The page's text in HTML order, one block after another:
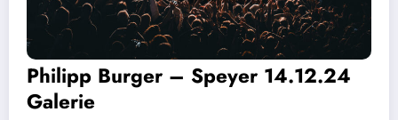
Philipp Burger – Speyer 14.12.24
Galerie